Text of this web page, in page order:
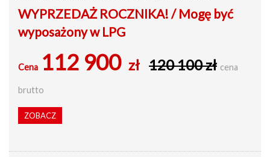
WYPRZEDAŻ ROCZNIKA! / Mogę być
wyposażony w LPG
Cena 112 900 zł 120 100 zł cena
brutto
ZOBACZ